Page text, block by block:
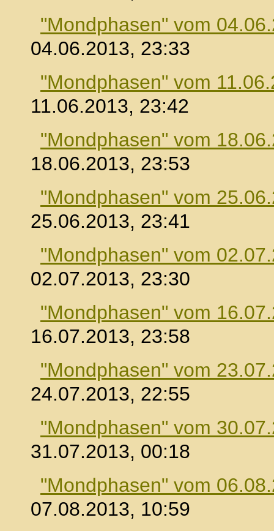
"Mondphasen" vom
04.06.2013, 23:33
"Mondphasen" vom
11.06.2013, 23:42
"Mondphasen" vom
18.06.2013, 23:53
"Mondphasen" vom
25.06.2013, 23:41
"Mondphasen" vom
02.07.2013, 23:30
"Mondphasen" vom
16.07.2013, 23:58
"Mondphasen" vom
24.07.2013, 22:55
"Mondphasen" vom
31.07.2013, 00:18
"Mondphasen" vom
07.08.2013, 10:59